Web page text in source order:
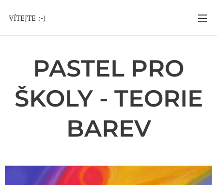
VÍTEJTE :-)
PASTEL PRO
ŠKOLY - TEORIE
BAREV